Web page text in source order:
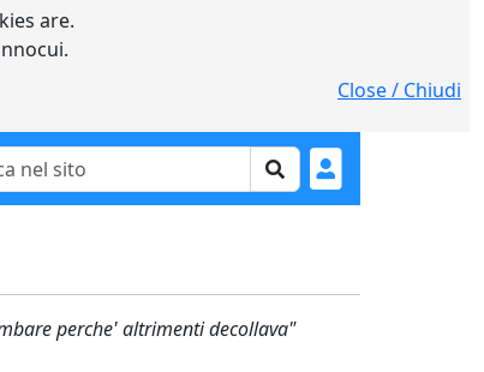
are.
Close / Chiudi
perche' altrimenti decollava"